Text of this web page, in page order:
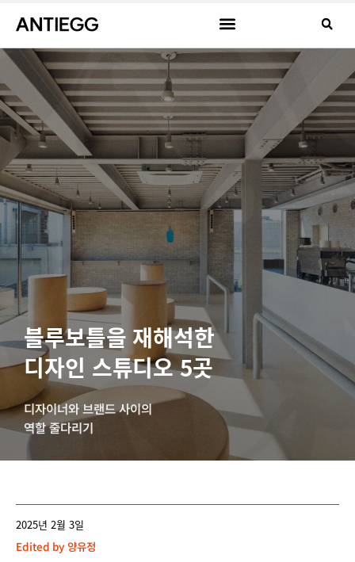
블루보틀을 재해석한
디자인 스튜디오 5곳
디자이너와 브랜드 사이의
역할 줄다리기
2025년 2월 3일
Edited by 양유정